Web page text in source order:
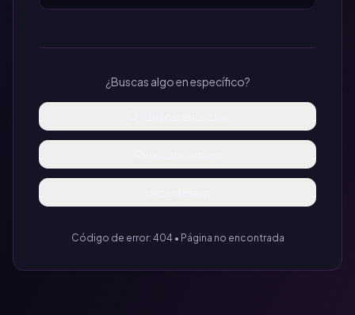
¿Buscas algo en específico?
Código de error: 404 • Página no encontrada